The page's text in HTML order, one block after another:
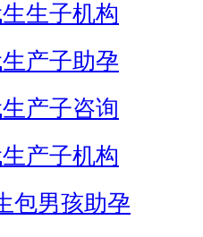
生子机构
产子助孕
产子咨询
产子机构
包男孩助孕